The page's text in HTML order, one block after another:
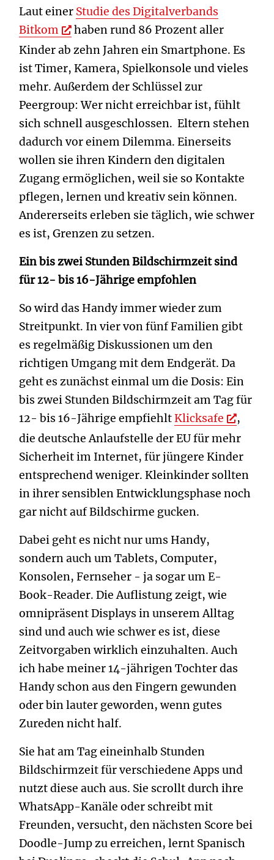
Laut einer Studie des Digitalverbands
Bitkom
haben rund 86 Prozent aller
Kinder ab zehn Jahren ein Smartphone. Es
ist Timer, Kamera, Spielkonsole und vieles
mehr. Außerdem der Schlüssel zur
Peergroup: Wer nicht erreichbar ist, fühlt
sich schnell ausgeschlossen. Eltern stehen
dadurch vor einem Dilemma. Einerseits
wollen sie ihren Kindern den digitalen
Zugang ermöglichen, weil sie so Kontakte
pflegen, lernen und kreativ sein können.
Andererseits erleben sie täglich, wie schwer
es ist, Grenzen zu setzen.
Ein bis zwei Stunden Bildschirmzeit sind
für 12- bis 16-Jährige empfohlen
So wird das Handy immer wieder zum
Streitpunkt. In vier von fünf Familien gibt
es regelmäßig Diskussionen um den
richtigen Umgang mit dem Endgerät. Da
geht es zunächst einmal um die Dosis: Ein
bis zwei Stunden Bildschirmzeit am Tag für
12- bis 16-Jährige empfiehltKlicksafe
,
die deutsche Anlaufstelle der EU für mehr
Sicherheit im Internet, für jüngere Kinder
entsprechend weniger. Kleinkinder sollten
in ihrer sensiblen Entwicklungsphase noch
gar nicht auf Bildschirme gucken.
Dabei geht es nicht nur ums Handy,
sondern auch um Tablets, Computer,
Konsolen, Fernseher - ja sogar um E-
Book-Reader. Die Auflistung zeigt, wie
omnipräsent Displays in unserem Alltag
sind und auch wie schwer es ist, diese
Zeitvorgaben wirklich einzuhalten. Auch
ich habe meiner 14-jährigen Tochter das
Handy schon aus den Fingern gewunden
oder bin lauter geworden, wenn gutes
Zureden nicht half.
Sie hat am Tag eineinhalb Stunden
Bildschirmzeit für verschiedene Apps und
nutzt diese auch aus. Sie scrollt durch ihre
WhatsApp-Kanäle oder schreibt mit
Freunden, versucht, den nächsten Score bei
Doodle-Jump zu erreichen, lernt Spanisch